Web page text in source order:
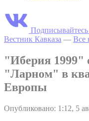
Вестник Кавказа — Все
"Иберия 1999"
"Ларном" в
Европы
Опубликовано: 1:12, 5